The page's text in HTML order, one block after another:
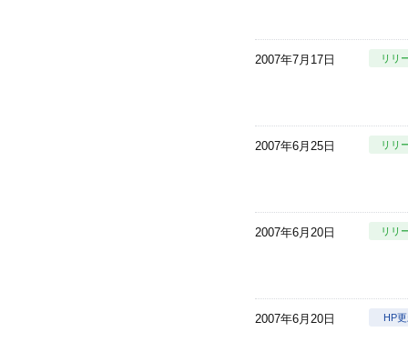
2007年7月17日 リリ
2007年6月25日 リリ
2007年6月20日 リリ
2007年6月20日 HP